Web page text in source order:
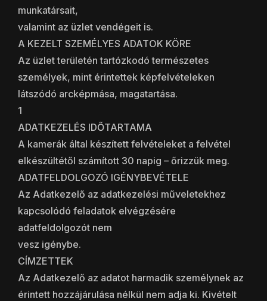
munkatársait,
valamint az üzlet vendégeit is.
A KEZELT SZEMÉLYES ADATOK KÖRE
Az üzlet területén tartózkodó természetes
személyek, mint érintettek képfelvételeken
látszódó arcképmása, magatartása.
1
ADATKEZELÉS IDŐTARTAMA
A kamerák által készített felvételeket a felvétel
elkészültétől számított 30 napig – őrizzük meg.
ADATFELDOLGOZÓ IGÉNYBEVÉTELE
Az Adatkezelő az adatkezelési műveletekhez
kapcsolódó feladatok elvégzésére
adatfeldolgozót nem
vesz igénybe.
CÍMZETTEK
Az Adatkezelő az adatot harmadik személynek az
érintett hozzájárulása nélkül nem adja ki. Kivételt